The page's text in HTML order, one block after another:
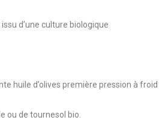
d’une culture biologique
huile d’olives première pression à froid
ou de tournesol bio.